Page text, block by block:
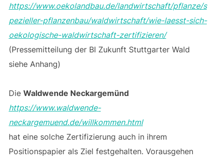
https://www.oekolandbau.de/landwirtschaft/pflanze/s
pezieller-pflanzenbau/waldwirtschaft/wie-laesst-sich-
oekologische-waldwirtschaft-zertifizieren/
(Pressemitteilung der BI Zukunft Stuttgarter Wald
siehe Anhang)
Die Waldwende Neckargemünd
https://www.waldwende-
neckargemuend.de/willkommen.html
hat eine solche Zertifizierung auch in ihrem
Positionspapier als Ziel festgehalten. Vorausgehen